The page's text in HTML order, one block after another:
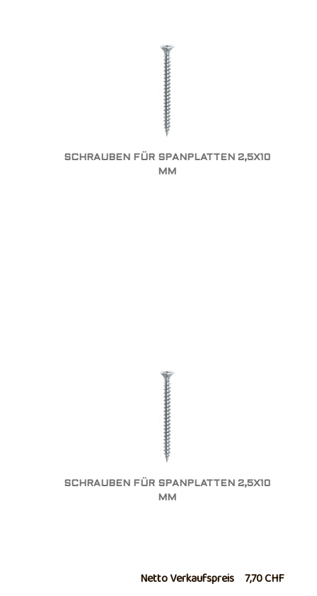
SCHRAUBEN FÜR SPANPLATTEN 2,5X10
MM
SCHRAUBEN FÜR SPANPLATTEN 2,5X10
MM
Netto Verkaufspreis 7,70 CHF